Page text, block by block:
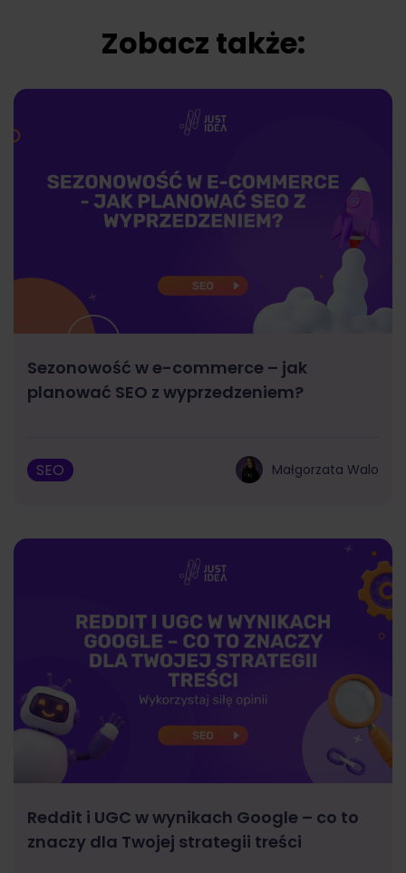
Zobacz także:
Sezonowość w e-commerce – jak
planować SEO z wyprzedzeniem?
SEO Małgorzata Walo
Reddit i UGC w wynikach Google – co to
znaczy dla Twojej strategii treści